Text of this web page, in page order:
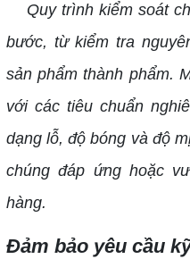
Quy trình kiểm soát
bước, từ kiểm tra
sản phẩm thành phẩm.
với các tiêu chuẩn
dạng lỗ, độ bóng và độ
chúng đáp ứng hoặc
hàng.
Đảm bảo yêu cầu